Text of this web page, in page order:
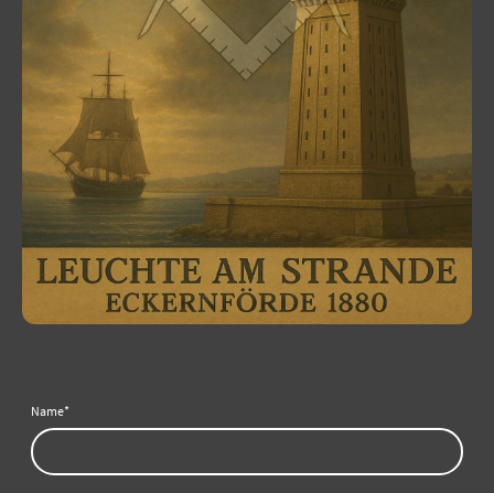
Name*